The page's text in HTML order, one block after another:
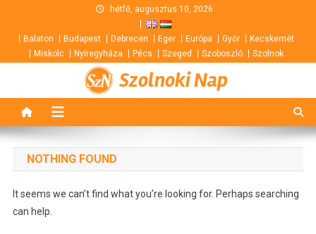
content
hétfő, augusztus 10, 2026
Balaton Budapest Debrecen Eger Európa Győr
Kecskemét
Miskolc
Nyíregyháza Pécs Szeged Szoboszló Szolnok
Szolnoki Nap
NOTHING FOUND
It seems we can’t find what you’re looking for. Perhaps searching
can help.